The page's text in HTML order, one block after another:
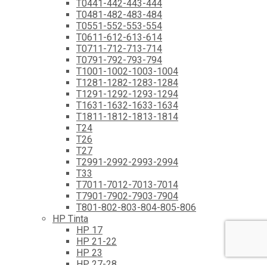
T0441-442-443-444
T0481-482-483-484
T0551-552-553-554
T0611-612-613-614
T0711-712-713-714
T0791-792-793-794
T1001-1002-1003-1004
T1281-1282-1283-1284
T1291-1292-1293-1294
T1631-1632-1633-1634
T1811-1812-1813-1814
T24
T26
T27
T2991-2992-2993-2994
T33
T7011-7012-7013-7014
T7901-7902-7903-7904
T801-802-803-804-805-806
HP Tinta
HP 17
HP 21-22
HP 23